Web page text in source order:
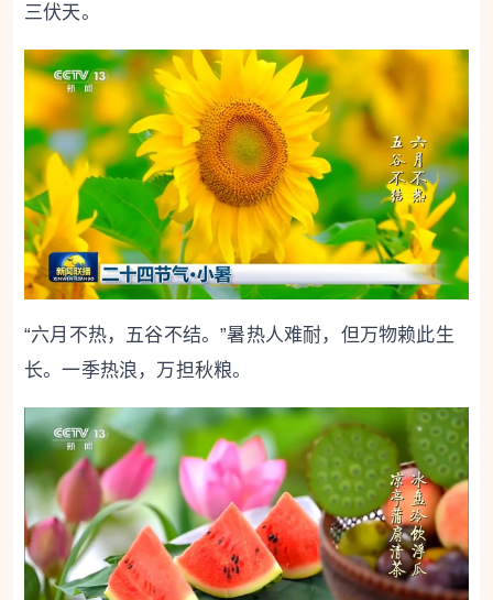
三伏天。
“六月不热，五谷不结。”暑热人难耐，但万物赖此生
长。一季热浪，万担秋粮。